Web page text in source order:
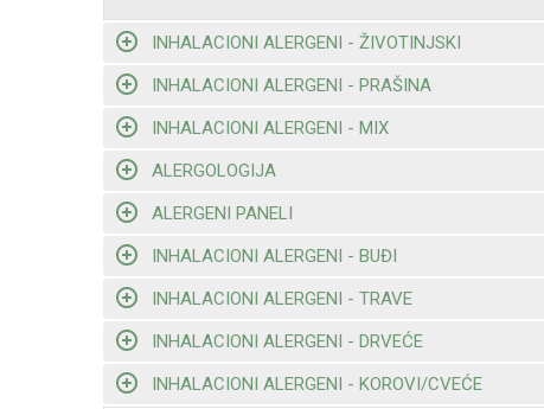
INHALACIONI ALERGENI - ŽIVOTINJSKI
INHALACIONI ALERGENI - PRAŠINA
INHALACIONI ALERGENI - MIX
ALERGOLOGIJA
ALERGENI PANELI
INHALACIONI ALERGENI - BUĐI
INHALACIONI ALERGENI - TRAVE
INHALACIONI ALERGENI - DRVEĆE
INHALACIONI ALERGENI - KOROVI/CVEĆE